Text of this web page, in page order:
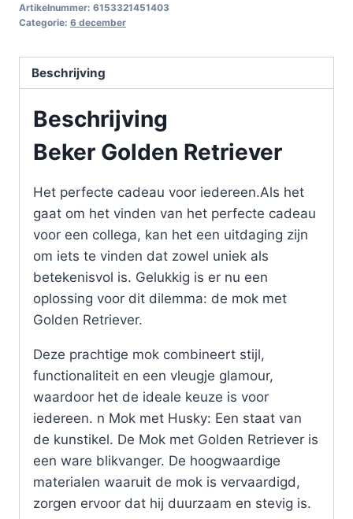
Artikelnummer: 6153321451403
Categorie: 6 december
Beschrijving
Beschrijving
Beker Golden Retriever
Het perfecte cadeau voor iedereen.Als het
gaat om het vinden van het perfecte cadeau
voor een collega, kan het een uitdaging zijn
om iets te vinden dat zowel uniek als
betekenisvol is. Gelukkig is er nu een
oplossing voor dit dilemma: de mok met
Golden Retriever.
Deze prachtige mok combineert stijl,
functionaliteit en een vleugje glamour,
waardoor het de ideale keuze is voor
iedereen. n Mok met Husky: Een staat van
de kunstikel. De Mok met Golden Retriever is
een ware blikvanger. De hoogwaardige
materialen waaruit de mok is vervaardigd,
zorgen ervoor dat hij duurzaam en stevig is.